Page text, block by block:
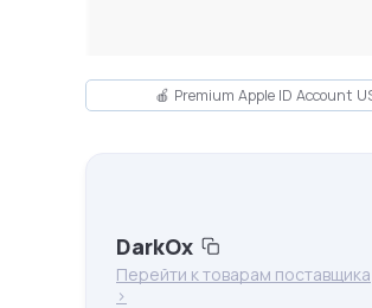
🍎 Premium Apple ID Account
DarkOx
Перейти к товарам поставщика
>